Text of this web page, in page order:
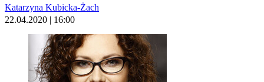
Katarzyna Kubicka-Żach
22.04.2020 | 16:00